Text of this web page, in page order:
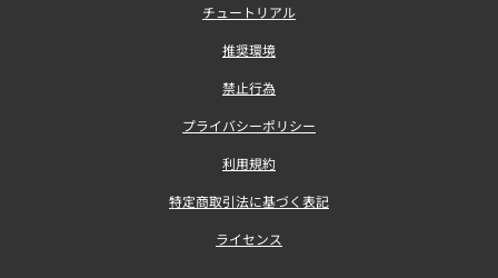
チュートリアル
推奨環境
禁止行為
プライバシーポリシー
利用規約
特定商取引法に基づく表記
ライセンス